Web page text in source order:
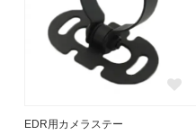
EDR用カメラステー